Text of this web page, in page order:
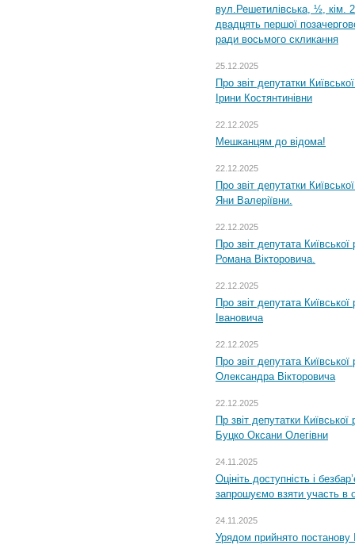
вул.Решетилівська, ½, кім.
двадцять першої
ради восьмого скликання
25.12.2025
Про звіт депутатки
Ірини Костянтинівни
22.12.2025
Мешканцям до відома!
22.12.2025
Про звіт депутатки
Яни Валеріївни.
22.12.2025
Про звіт депутата
Романа Вікторовича.
22.12.2025
Про звіт депутата
Івановича
22.12.2025
Про звіт депутата
Олександра Вікторовича
22.12.2025
Пр звіт депутатки
Буцко Оксани Олегівни
24.11.2025
Оцініть доступність і
запрошуємо взяти участь в
24.11.2025
Урядом прийнято постанову